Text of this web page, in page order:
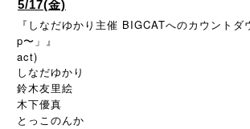
5/17(金)
『しなだゆかり主催 BIGCATへのカウント
p〜」』
act)
しなだゆかり
鈴木友里絵
木下優真
とっこのんか